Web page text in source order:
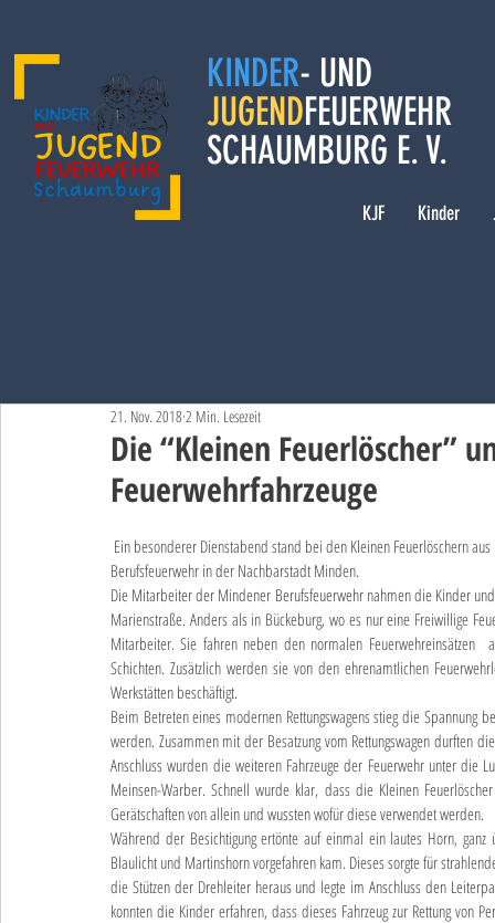
KINDER- UND
JUGENDFEUERWEHR
SCHAUMBURG E. V.
KJF Kinder
Die “Kleinen Feuerlöscher”
Feuerwehrfahrzeuge
21. Nov. 2018 2 Min. Lesezeit
Berufsfeuerwehr in der Nachbarstadt Minden.
Die Mitarbeiter der Mindener Berufsfeuerwehr nahmen die Kinder
Marienstraße. Anders als in Bückeburg, wo es nur eine Freiwillige
Mitarbeiter. Sie fahren neben den normalen Feuerwehreinsätzen
Schichten. Zusätzlich werden sie von den ehrenamtlichen
Werkstätten beschäftigt.
Beim Betreten eines modernen Rettungswagens stieg die
werden. Zusammen mit der Besatzung vom Rettungswagen durften
Anschluss wurden die weiteren Fahrzeuge der Feuerwehr unter die
Meinsen-Warber. Schnell wurde klar, dass die Kleinen
Gerätschaften von allein und wussten wofür diese verwendet werden.
Während der Besichtigung ertönte auf einmal ein lautes Horn,
Blaulicht und Martinshorn vorgefahren kam. Dieses sorgte für
die Stützen der Drehleiter heraus und legte im Anschluss den
konnten die Kinder erfahren, dass dieses Fahrzeug zur Rettung von